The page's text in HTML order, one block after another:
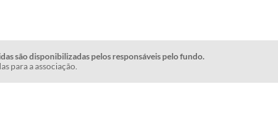
são disponibilizadas pelos responsáveis pelo fundo.
para a associação.